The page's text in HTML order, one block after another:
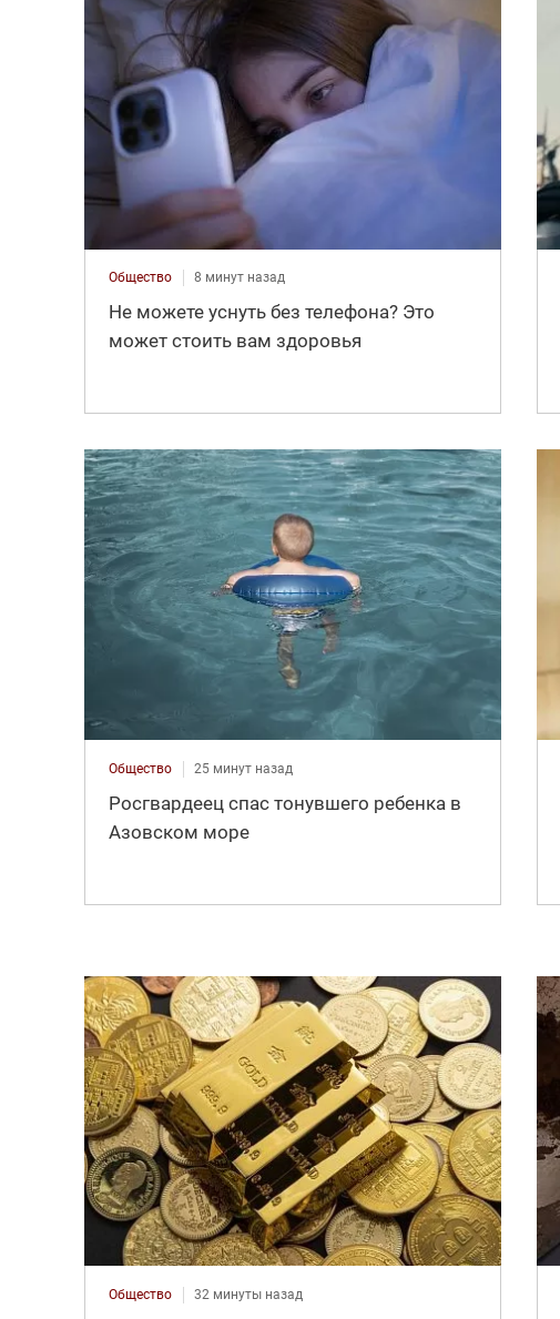
Общество 8 минут назад
Не можете уснуть без телефона? Это
может стоить вам здоровья
Общество 25 минут назад
Росгвардеец спас тонувшего ребенка в
Азовском море
Общество 32 минуты назад